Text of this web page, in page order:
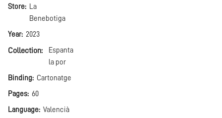
Store
La
Benebotiga
Year 2023
Collection
Espanta
la por
Binding Cartonatge
Pages 60
Language Valencià